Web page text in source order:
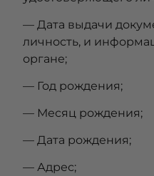
— Дата выдачи
личность, и
органе;
— Год рождения;
— Месяц рождения;
— Дата рождения;
— Адрес;